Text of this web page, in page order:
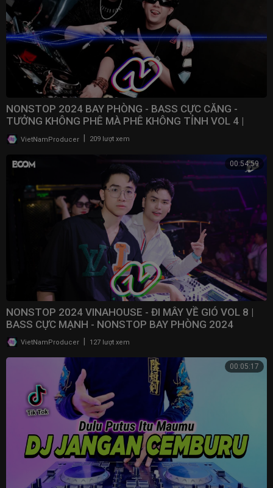
NONSTOP 2024 BAY PHÒNG - BASS CỰC CĂNG -
TƯỞNG KHÔNG PHÊ MÀ PHÊ KHÔNG TỈNH VOL 4 |
NONSTOP VN
VietNamProducer 209 lượt xem
00:54:59
NONSTOP 2024 VINAHOUSE - ĐI MÂY VỀ GIÓ VOL 8 |
BASS CỰC MẠNH - NONSTOP BAY PHÒNG 2024
VietNamProducer 127 lượt xem
00:05:17